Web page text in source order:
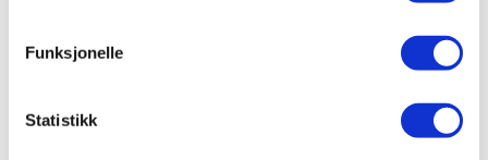
Funksjonelle
Statistikk